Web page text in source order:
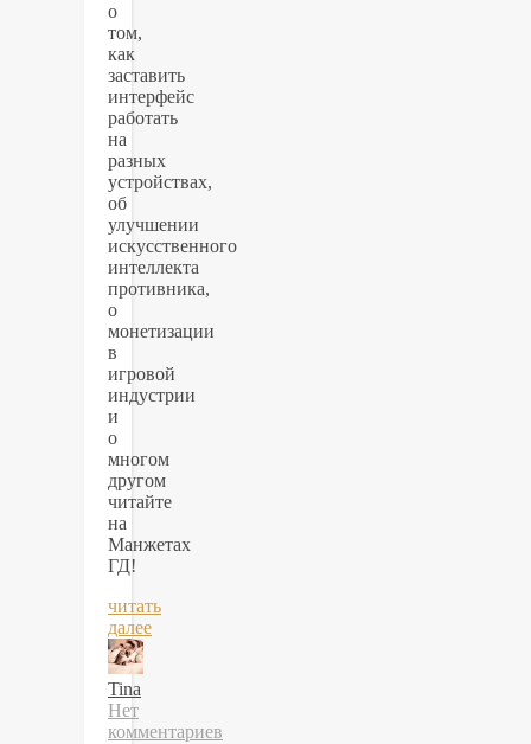
о
том,
как
заставить
интерфейс
работать
на
разных
устройствах,
об
улучшении
искусственного
интеллекта
противника,
о
монетизации
в
игровой
индустрии
и
о
многом
другом
читайте
на
Манжетах
ГД!
читать
далее
Tina
Нет
комментариев